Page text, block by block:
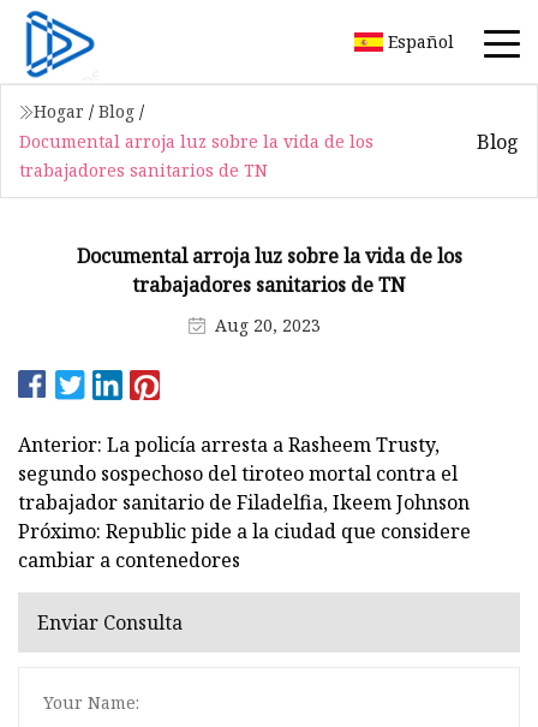
Español
Hogar / Blog /
Documental arroja luz sobre la vida de los
trabajadores sanitarios de TN
Blog
Documental arroja luz sobre la vida de los
trabajadores sanitarios de TN
Aug 20, 2023
Anterior: La policía arresta a Rasheem Trusty,
segundo sospechoso del tiroteo mortal contra el
trabajador sanitario de Filadelfia, Ikeem Johnson
Próximo: Republic pide a la ciudad que considere
cambiar a contenedores
Enviar Consulta